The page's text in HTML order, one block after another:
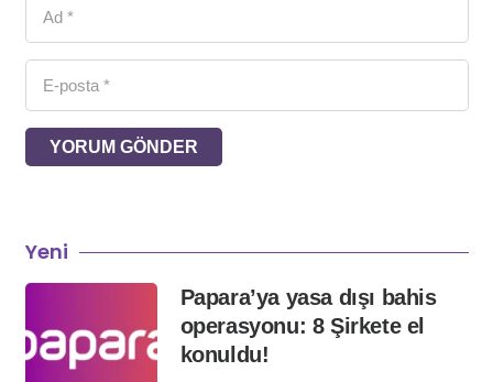
YORUM GÖNDER
Yeni
Papara’ya yasa dışı bahis
operasyonu: 8 Şirkete el
konuldu!